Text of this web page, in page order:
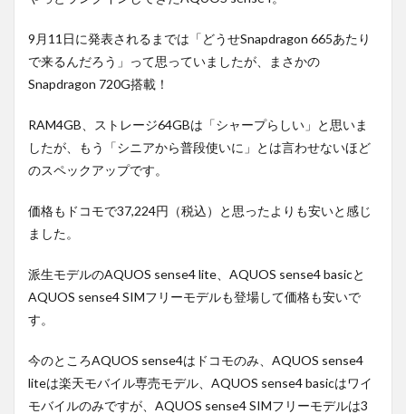
9月11日に発表されるまでは「どうせSnapdragon 665あたり
で来るんだろう」って思っていましたが、まさかの
Snapdragon 720G搭載！
RAM4GB、ストレージ64GBは「シャープらしい」と思いま
したが、もう「シニアから普段使いに」とは言わせないほど
のスペックアップです。
価格もドコモで37,224円（税込）と思ったよりも安いと感じ
ました。
派生モデルのAQUOS sense4 lite、AQUOS sense4 basicと
AQUOS sense4 SIMフリーモデルも登場して価格も安いで
す。
今のところAQUOS sense4はドコモのみ、AQUOS sense4
liteは楽天モバイル専売モデル、AQUOS sense4 basicはワイ
モバイルのみですが、AQUOS sense4 SIMフリーモデルは3